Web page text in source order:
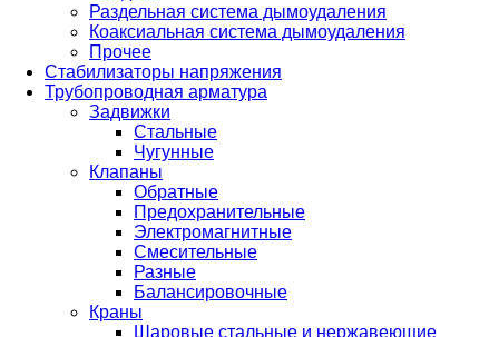
Раздельная система дымоудаления
Коаксиальная система дымоудаления
Прочее
Стабилизаторы напряжения
Трубопроводная арматура
Задвижки
Стальные
Чугунные
Клапаны
Обратные
Предохранительные
Электромагнитные
Смесительные
Разные
Балансировочные
Краны
Шаровые стальные и нержавеющие